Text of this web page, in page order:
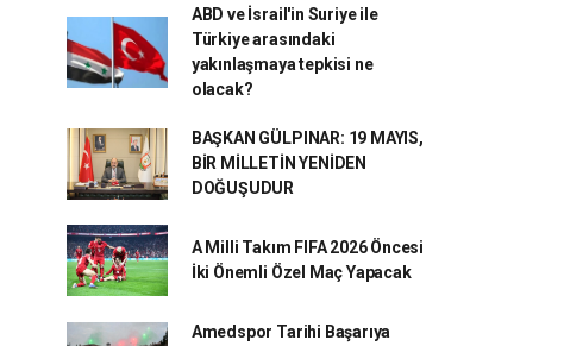
ABD ve İsrail'in Suriye ile
Türkiye arasındaki
yakınlaşmaya tepkisi ne
olacak?
BAŞKAN GÜLPINAR: 19 MAYIS,
BİR MİLLETİN YENİDEN
DOĞUŞUDUR
A Milli Takım FIFA 2026 Öncesi
İki Önemli Özel Maç Yapacak
Amedspor Tarihi Başarıya